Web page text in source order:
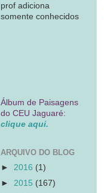
prof adiciona
somente conhecidos
Álbum de Paisagens
do CEU Jaguaré:
clique aqui.
ARQUIVO DO BLOG
► 2016 (1)
► 2015 (167)